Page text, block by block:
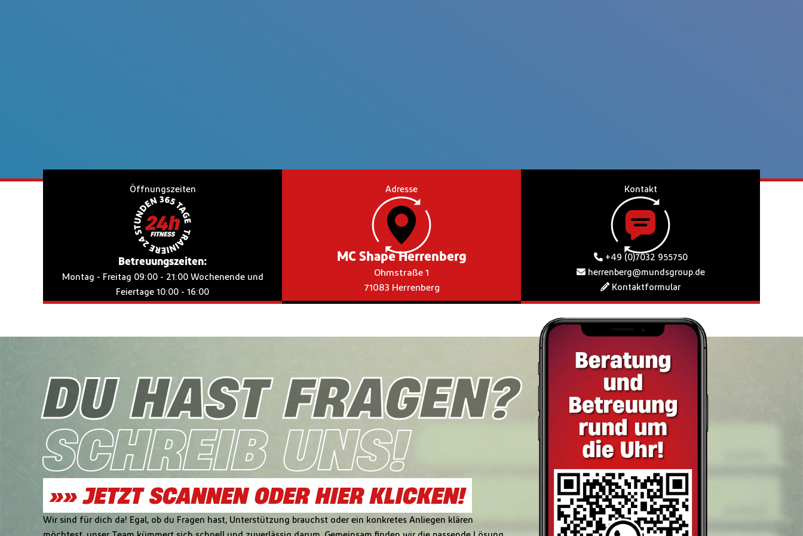
Öffnungszeiten
Betreuungszeiten:
Montag - Freitag 09:00 - 21:00 Wochenende und
Feiertage 10:00 - 16:00
Adresse
MC Shape Herrenberg
Ohmstraße 1
71083 Herrenberg
Kontakt
+49 (0)7032 955750
herrenberg@mundsgroup.de
Kontaktformular
DU HAST FRAGEN?
SCHREIB UNS!
»» JETZT SCANNEN ODER HIER KLICKEN!
Wir sind für dich da! Egal, ob du Fragen hast, Unterstützung brauchst oder ein konkretes Anliegen klären